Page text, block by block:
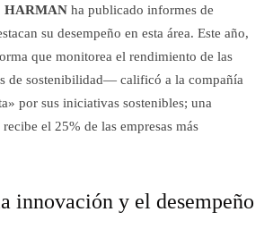
HARMAN ha publicado informes de
su desempeño en esta área. Este año,
que monitorea el rendimiento de las
de sostenibilidad— calificó a la compañía
por sus iniciativas sostenibles; una
el 25% de las empresas más
innovación y el desempeño